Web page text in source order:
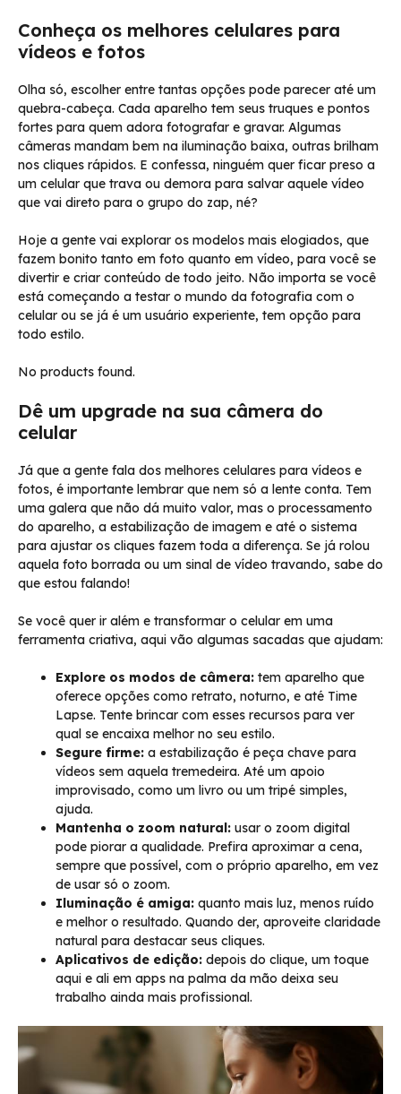
Conheça os melhores celulares para
vídeos e fotos
Olha só, escolher entre tantas opções pode parecer até um
quebra-cabeça. Cada aparelho tem seus truques e pontos
fortes para quem adora fotografar e gravar. Algumas
câmeras mandam bem na iluminação baixa, outras brilham
nos cliques rápidos. E confessa, ninguém quer ficar preso a
um celular que trava ou demora para salvar aquele vídeo
que vai direto para o grupo do zap, né?
Hoje a gente vai explorar os modelos mais elogiados, que
fazem bonito tanto em foto quanto em vídeo, para você se
divertir e criar conteúdo de todo jeito. Não importa se você
está começando a testar o mundo da fotografia com o
celular ou se já é um usuário experiente, tem opção para
todo estilo.
No products found.
Dê um upgrade na sua câmera do
celular
Já que a gente fala dos melhores celulares para vídeos e
fotos, é importante lembrar que nem só a lente conta. Tem
uma galera que não dá muito valor, mas o processamento
do aparelho, a estabilização de imagem e até o sistema
para ajustar os cliques fazem toda a diferença. Se já rolou
aquela foto borrada ou um sinal de vídeo travando, sabe do
que estou falando!
Se você quer ir além e transformar o celular em uma
ferramenta criativa, aqui vão algumas sacadas que ajudam:
Explore os modos de câmera: tem aparelho que
oferece opções como retrato, noturno, e até Time
Lapse. Tente brincar com esses recursos para ver
qual se encaixa melhor no seu estilo.
Segure firme: a estabilização é peça chave para
vídeos sem aquela tremedeira. Até um apoio
improvisado, como um livro ou um tripé simples,
ajuda.
Mantenha o zoom natural: usar o zoom digital
pode piorar a qualidade. Prefira aproximar a cena,
sempre que possível, com o próprio aparelho, em vez
de usar só o zoom.
Iluminação é amiga: quanto mais luz, menos ruído
e melhor o resultado. Quando der, aproveite claridade
natural para destacar seus cliques.
Aplicativos de edição: depois do clique, um toque
aqui e ali em apps na palma da mão deixa seu
trabalho ainda mais profissional.